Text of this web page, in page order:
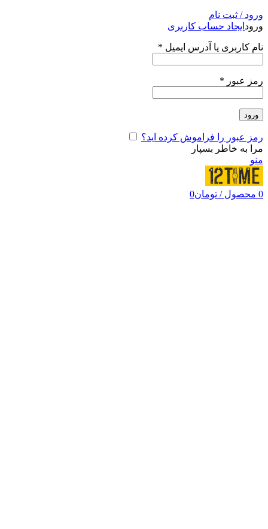
ورود / ثبت نام
ورود ایجاد حساب کاربری
نام کاربری یا آدرس ایمیل *
رمز عبور *
ورود
رمز عبور را فراموش کرده اید؟
مرا به خاطر بسپار
منو
0 محصول / تومان0